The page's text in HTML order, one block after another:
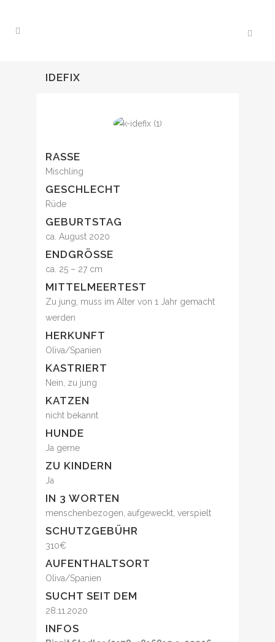
IDEFIX
RASSE
Mischling
GESCHLECHT
Rüde
GEBURTSTAG
ca. August 2020
ENDGRÖSSE
ca. 25 – 27 cm
MITTELMEERTEST
Zu jung, muss im Alter von 1 Jahr gemacht
werden
HERKUNFT
Oliva/Spanien
KASTRIERT
Nein, zu jung
KATZEN
nicht bekannt
HUNDE
Ja gerne
ZU KINDERN
Ja
IN 3 WORTEN
menschenbezogen, aufgeweckt, verspielt
SCHUTZGEBÜHR
310€
AUFENTHALTSORT
Oliva/Spanien
SUCHT SEIT DEM
28.11.2020
INFOS